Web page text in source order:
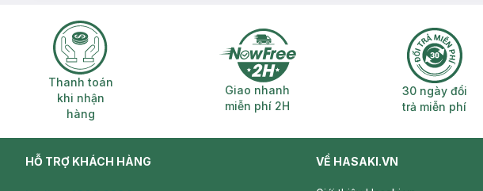
Thanh toán khi nhận hàng
Thanh toán
khi nhận
hàng
Giao nhanh miễn phí 2H
Giao nhanh
miễn phí 2H
30
30 ngày đổi
trả miễn phí
HỖ TRỢ KHÁCH HÀNG VỀ HASAKI.VN